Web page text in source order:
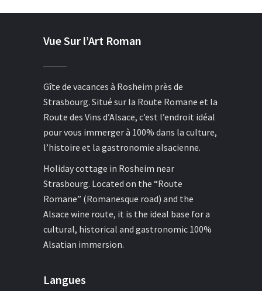
Vue Sur l’Art Roman
Gîte de vacances à Rosheim près de
Strasbourg. Situé sur la Route Romane et la
Route des Vins d’Alsace, c’est l’endroit idéal
pour vous immerger à 100% dans la culture,
l’histoire et la gastronomie alsacienne.
Holiday cottage in Rosheim near
Strasbourg. Located on the “Route
Romane” (Romanesque road) and the
Alsace wine route, it is the ideal base for a
cultural, historical and gastronomic 100%
Alsatian immersion.
Langues